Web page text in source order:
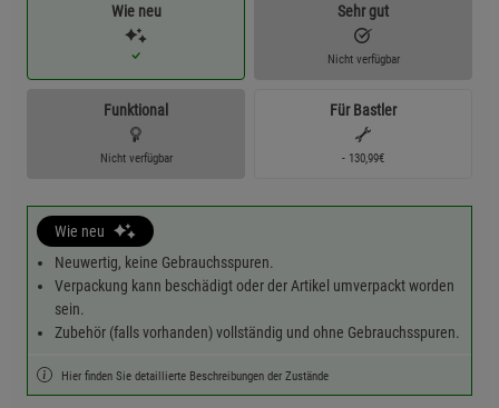
Wie neu Sehr gut
Nicht verfügbar
Funktional
Nicht verfügbar
Für Bastler
- 130,99€
Wie neu
Neuwertig, keine Gebrauchsspuren.
Verpackung kann beschädigt oder der Artikel umverpackt worden
sein.
Zubehör (falls vorhanden) vollständig und ohne Gebrauchsspuren.
Hier finden Sie detaillierte Beschreibungen der Zustände